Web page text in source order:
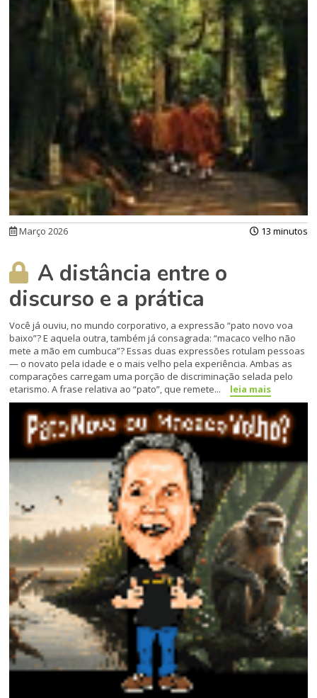
Março 2026 13 minutos
A distância entre o
discurso e a prática
Você já ouviu, no mundo corporativo, a expressão “pato novo voa
baixo”? E aquela outra, também já consagrada: “macaco velho não
mete a mão em cumbuca”? Essas duas expressões rotulam pessoas
— o novato pela idade e o mais velho pela experiência. Ambas as
comparações carregam uma porção de discriminação selada pelo
etarismo. A frase relativa ao “pato”, que remete...
leia mais